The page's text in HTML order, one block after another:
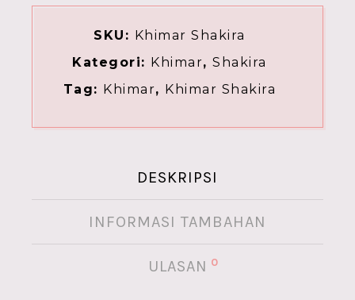
SKU: Khimar Shakira
Kategori: Khimar,Shakira
Tag: Khimar, Khimar Shakira
DESKRIPSI
INFORMASI TAMBAHAN
ULASAN 0